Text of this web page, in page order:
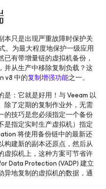
本只是出现严重故障时保护关
。为最大程度地保护一级应用
有带增量链的虚拟机备份，
并从生产中移除复制负载？这
v8 中的复制增强功能之一。
：它就是好用！与 Veeam 以
除了定期的复制作业外，无需
的技巧是您必须指定一个备份
是指定实时生产虚拟机）指定
将使用备份链中的最新还
构建新的副本还原点，然后从
虚拟机上，这种方案可节省许
Data Protection (VADP) 建立
异地复制的虚拟机的数据，通